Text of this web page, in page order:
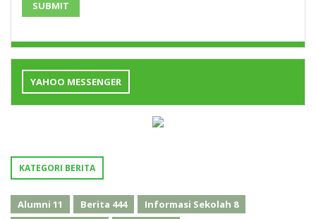
SUBMIT
YAHOO MESSENGER
KATEGORI BERITA
Alumni 11 Berita 444 Informasi Sekolah 8